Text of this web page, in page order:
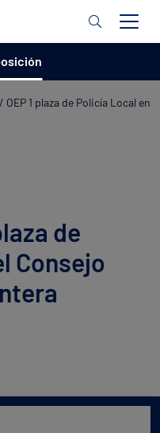
/ OEP 1 plaza de Policía Local en
de
Consejo